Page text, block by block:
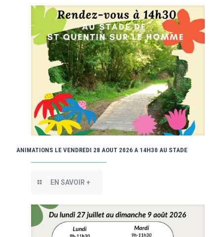
ANIMATIONS LE VENDREDI 28 AOUT 2026 A 14H30 AU STADE
EN SAVOIR +